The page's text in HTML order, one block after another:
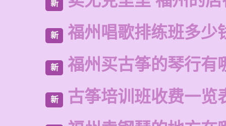
新
新 福州唱歌排练班多少
新 福州买古筝的琴行有
新 古筝培训班收费一览